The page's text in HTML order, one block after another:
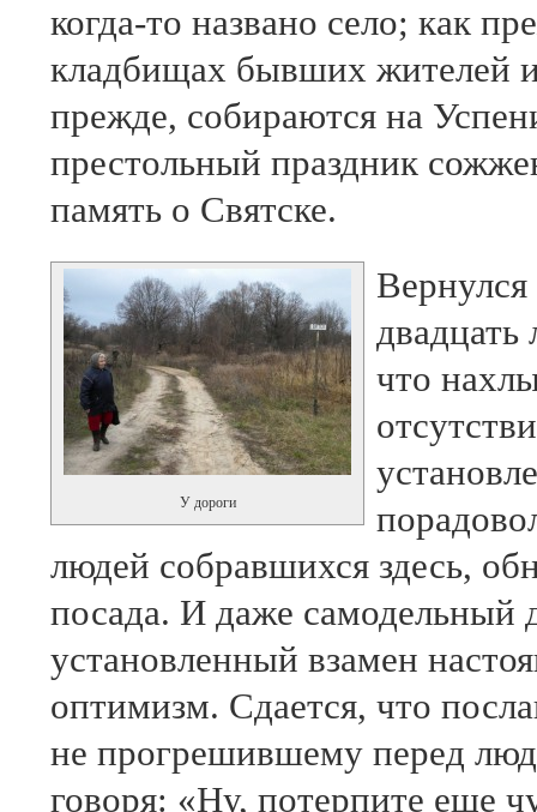
когда-то названо село; как
кладбищах бывших жителей
прежде, собираются на
престольный праздник
память о Святске.
У дороги
двадцать
что
людей собравшихся здесь,
посада. И даже самодельный
установленный взамен
оптимизм. Сдается, что
не прогрешившему перед
говоря: «Ну, потерпите еще